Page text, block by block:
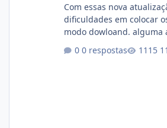
Com essas nova
dificuldades em colocar
modo dowloand. alguma
0 respostas